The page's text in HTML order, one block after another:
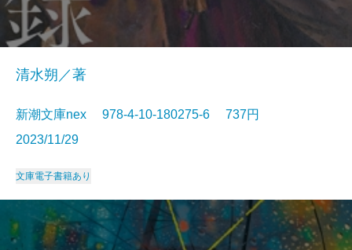
清水朔／著
新潮文庫nex 978-4-10-180275-6 737円
2023/11/29
文庫電子書籍あり